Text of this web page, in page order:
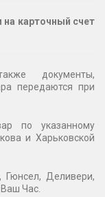
карточный счет
документы,
передаются при
по указанному
и Харьковской
Гюнсел, Деливери,
Час.